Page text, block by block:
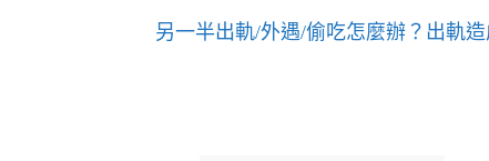
另一半出軌/外遇/偷吃怎麼辦？出軌